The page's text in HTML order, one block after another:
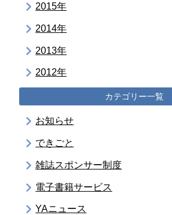
2015年
2014年
2013年
2012年
カテゴリー一覧
お知らせ
できごと
雑誌スポンサー制度
電子書籍サービス
YAニュース